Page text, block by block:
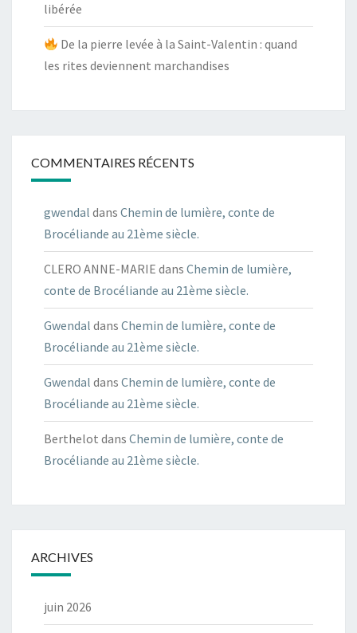
libérée
De la pierre levée à la Saint-Valentin : quand
les rites deviennent marchandises
COMMENTAIRES RÉCENTS
gwendal dans Chemin de lumière, conte de
Brocéliande au 21ème siècle.
CLERO ANNE-MARIE dans Chemin de lumière,
conte de Brocéliande au 21ème siècle.
Gwendal dans Chemin de lumière, conte de
Brocéliande au 21ème siècle.
Gwendal dans Chemin de lumière, conte de
Brocéliande au 21ème siècle.
Berthelot dans Chemin de lumière, conte de
Brocéliande au 21ème siècle.
ARCHIVES
juin 2026